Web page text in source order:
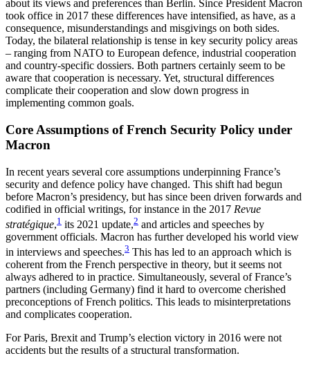
about its views and preferences than Berlin. Since President Macron
took office in 2017 these differences have in­tensified, as have, as a
consequence, misunderstandings and misgivings on both sides.
Today, the bilateral relationship is tense in key security policy areas
– ranging from NATO to European defence, industrial cooperation
and country-specific dossiers. Both part­ners certainly seem to be
aware that cooperation is necessary. Yet, structural differences
complicate their cooperation and slow down progress in
implementing common goals.
Core Assumptions of French Security Policy under
Macron
In recent years several core assumptions underpinning France’s
security and defence policy have changed. This shift had begun
before Macron’s presi­dency, but has since been driven forwards and
codified in official writings, for instance in the 2017 Revue
stratégique,1 its 2021 update,2 and articles and speeches by
government officials. Macron has further developed his world view
in interviews and speeches.3 This has led to an approach which is
coherent from the French perspective in theory, but it seems not
always adhered to in practice. Simultaneously, several of France’s
partners (including Germany) find it hard to overcome cherished
preconceptions of French politics. This leads to misinterpretations
and com­plicates cooperation.
For Paris, Brexit and Trump’s election victory in 2016 were not
accidents but the results of a structural transformation.